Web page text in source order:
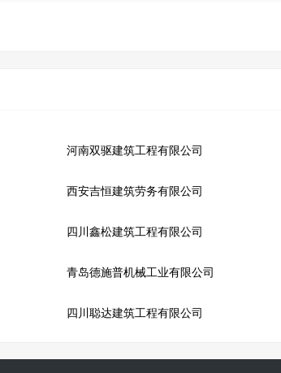
河南双驱建筑工程有限公司
西安吉恒建筑劳务有限公司
四川鑫松建筑工程有限公司
青岛德施普机械工业有限公司
四川聪达建筑工程有限公司